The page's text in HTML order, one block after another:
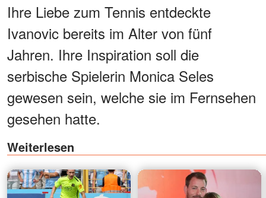
Ihre Liebe zum Tennis entdeckte
Ivanovic bereits im Alter von fünf
Jahren. Ihre Inspiration soll die
serbische Spielerin Monica Seles
gewesen sein, welche sie im Fernsehen
gesehen hatte.
Weiterlesen